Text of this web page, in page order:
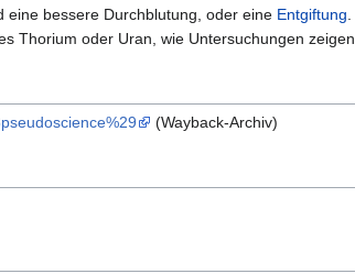
eine bessere Durchblutung, oder eine Entgiftung
Thorium oder Uran, wie Untersuchungen zeigen.
(Wayback-Archiv)